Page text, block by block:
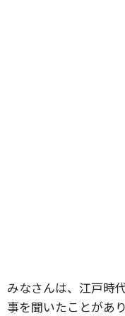
みなさんは、江戸時
事を聞いたことがあ